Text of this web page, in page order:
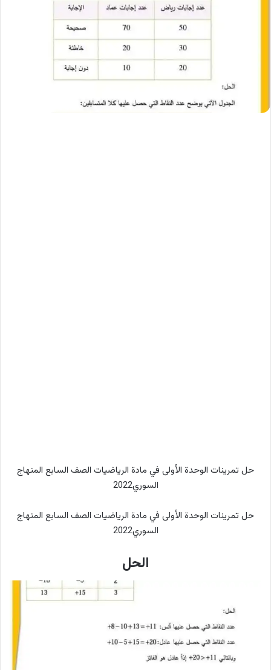
حل تمرينات الوحدة الأولى في مادة الرياضيات الصف السابع المنهاج
السوري2022
حل تمرينات الوحدة الأولى في مادة الرياضيات الصف السابع المنهاج
السوري2022
الحل